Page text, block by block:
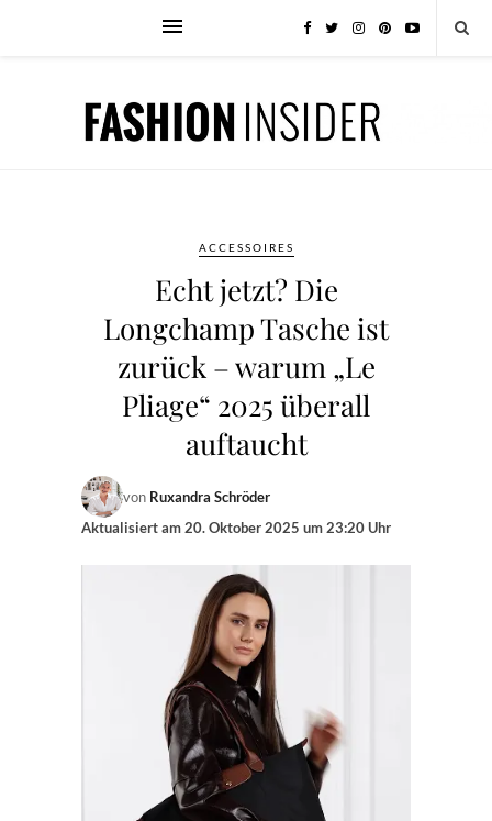
ACCESSOIRES
Echt jetzt? Die
Longchamp Tasche ist
zurück – warum „Le
Pliage“ 2025 überall
auftaucht
von Ruxandra Schröder
Aktualisiert am20. Oktober 2025 um 23:20 Uhr